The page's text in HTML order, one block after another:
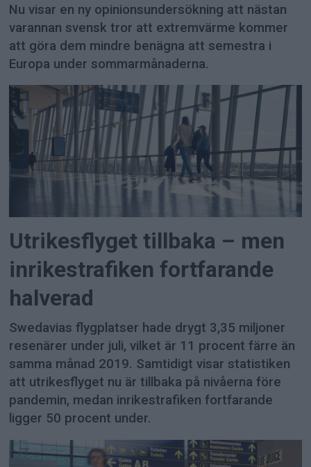
Nu visar en ny opinionsundersökning att nästan
varannan svensk tror att extremvärme kommer
att göra dem mindre benägna att semestra i
Europa under sommarmånaderna.
Utrikesflyget tillbaka – men
inrikestrafiken fortfarande
halverad
Swedavias flygplatser hade drygt 3,35 miljoner
resenärer under juli, vilket är 11 procent färre än
samma månad 2019. Samtidigt visar statistiken
att utrikesflyget nu är tillbaka på nivåerna före
pandemin, medan inrikestrafiken fortfarande
ligger 50 procent under.